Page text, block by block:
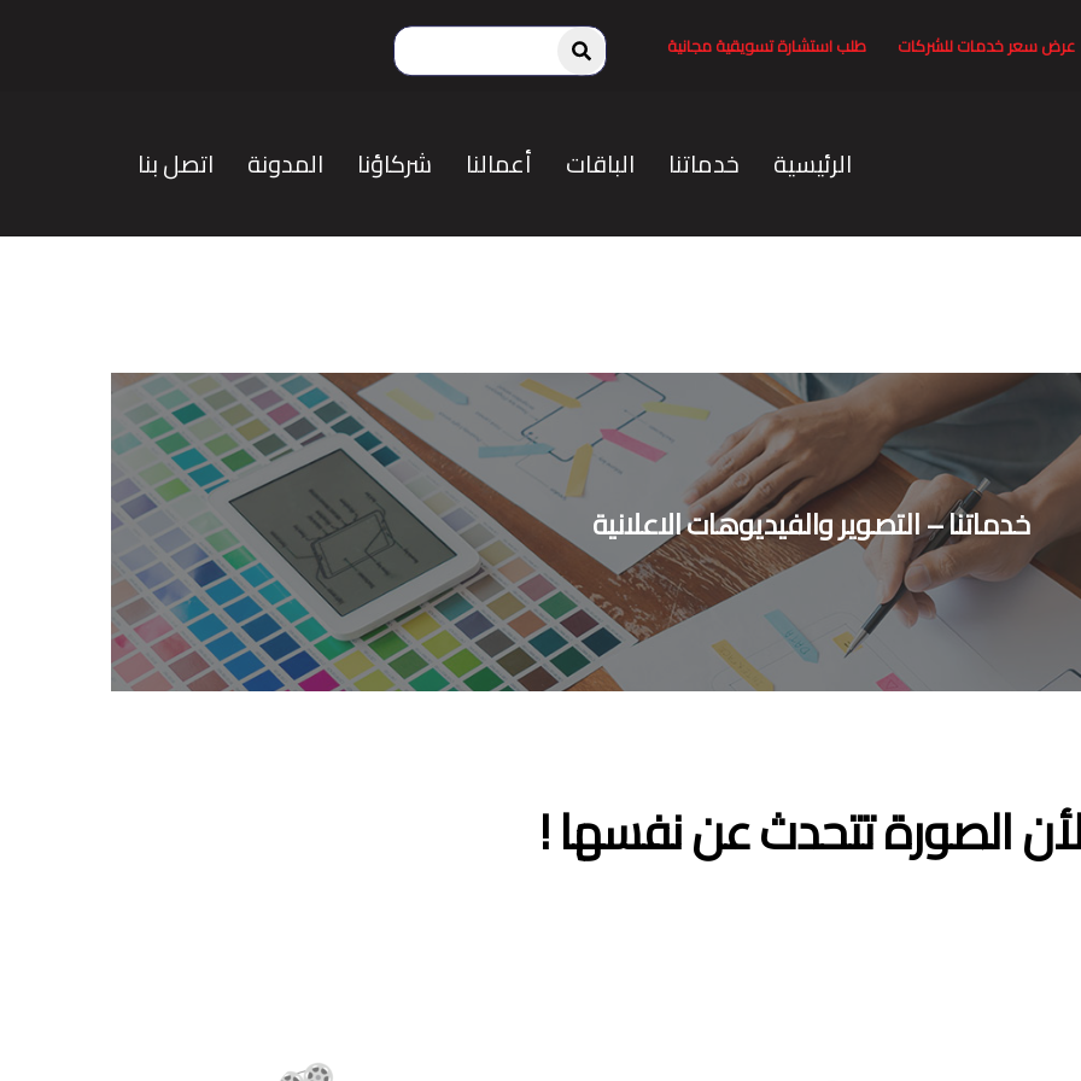
عرض سعر خدمات للشركات طلب استشارة تسويقية مجانية
الرئيسية خدماتنا الباقات أعمالنا شركاؤنا المدونة اتصل بنا
خدماتنا – التصوير والفيديوهات الاعلانية
الصورة تتحدث عن نفسها !